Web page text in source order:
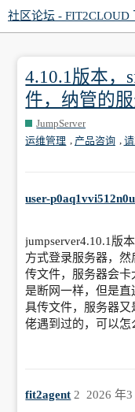
社区论坛 - FIT2CLOUD
4.10.1版本，
件，纳管的
JumpServer
运维管理 , 产品咨询 ,
user-
jumpserver4.10.1版
方式登录服务器，然
传文件，服务器会
是断网一样，但是直
具传文件，服务器
佬遇到过的，可以怎
fit2agent 2026 年
2